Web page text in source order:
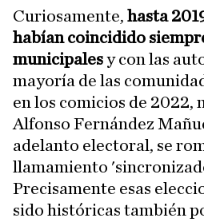
Curiosamente, hasta
habían coincidido
municipalesy con las
mayoría de las
en los comicios de 2022,
Alfonso Fernández
adelanto electoral, se
llamamiento
Precisamente esas
sido históricas también